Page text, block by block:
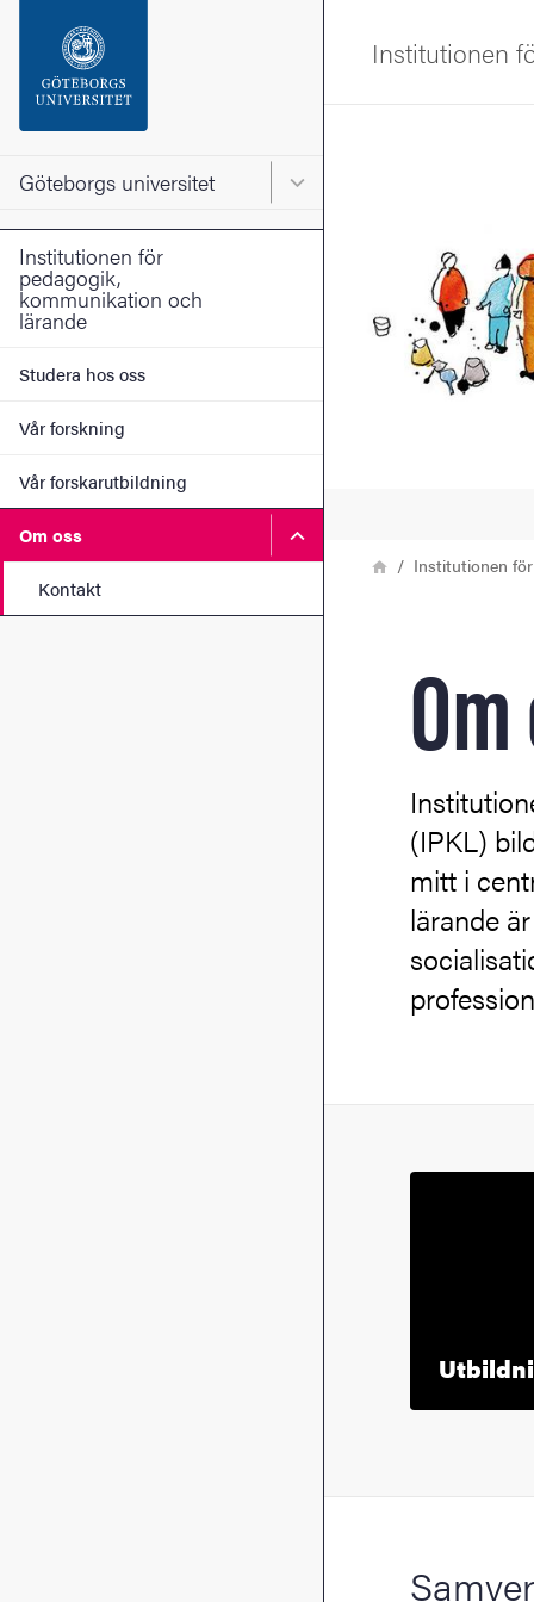
Sidfoten
Om webbplatsen
Göteborgs universitet Huvudmeny för Göteborgs
Institutionen för
pedagogik,
kommunikation och
lärande
Studera hos oss
Vår forskning
Vår forskarutbildning
Om oss Undermeny för Om oss
Kontakt
Institutionen
LänkstigHemInstitutionen
(IPKL)
mitt i
lärande